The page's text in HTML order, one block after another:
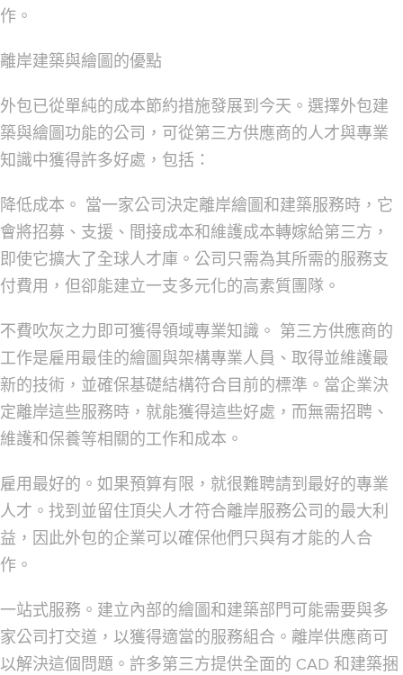
作。
離岸建築與繪圖的優點
外包已從單純的成本節約措施發展到今天。選擇外包建
築與繪圖功能的公司，可從第三方供應商的人才與專業
知識中獲得許多好處，包括：
降低成本。 當一家公司決定離岸繪圖和建築服務時，它
會將招募、支援、間接成本和維護成本轉嫁給第三方，
即使它擴大了全球人才庫。公司只需為其所需的服務支
付費用，但卻能建立一支多元化的高素質團隊。
不費吹灰之力即可獲得領域專業知識。 第三方供應商的
工作是雇用最佳的繪圖與架構專業人員、取得並維護最
新的技術，並確保基礎結構符合目前的標準。當企業決
定離岸這些服務時，就能獲得這些好處，而無需招聘、
維護和保養等相關的工作和成本。
雇用最好的。 如果預算有限，就很難聘請到最好的專業
人才。找到並留住頂尖人才符合離岸服務公司的最大利
益，因此外包的企業可以確保他們只與有才能的人合
作。
一站式服務。 建立內部的繪圖和建築部門可能需要與多
家公司打交道，以獲得適當的服務組合。離岸供應商可
以解決這個問題。許多第三方提供全面的 CAD 和建築捆